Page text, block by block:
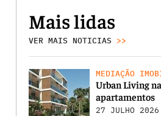
Mais lidas
VER MAIS NOTICIAS >>
MEDIAÇÃO
Urban Living
apartamentos
27 JULHO 2026